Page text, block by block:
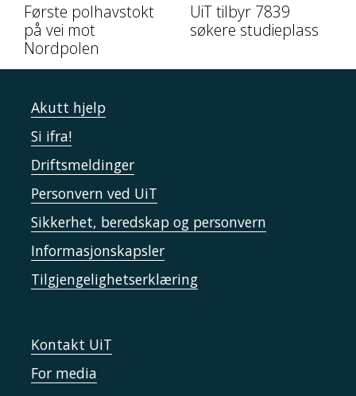
Første polhavstokt
på vei mot
Nordpolen
UiT tilbyr 7839
søkere studieplass
Akutt hjelp
Si ifra!
Driftsmeldinger
Personvern ved UiT
Sikkerhet, beredskap og personvern
Informasjonskapsler
Tilgjengelighetserklæring
Kontakt UiT
For media